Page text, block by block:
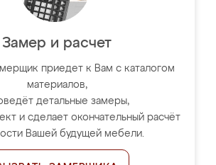
Замер и расчет
приедет к Вам с каталогом
материалов,
детальные замеры,
и сделает окончательный расчёт
Вашей будущей мебели.